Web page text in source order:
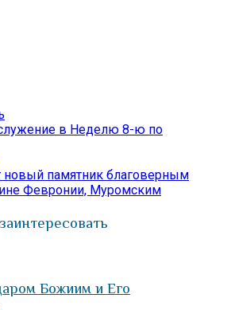
запись:
в Неделю 8-ю по
памятник благоверным
Февронии, Муромским
Божиим и Его